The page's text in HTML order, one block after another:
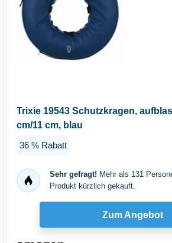
Trixie 19543 Schutzkragen,
cm/11 cm, blau
36 % Rabatt
Sehr gefragt! Mehr als 131
Produkt kürzlich gekauft.
Zum Angebot